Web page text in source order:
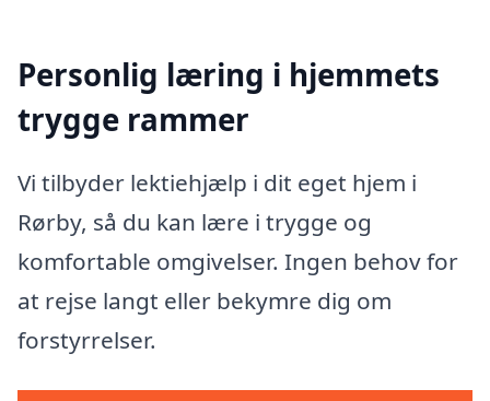
Personlig læring i hjemmets
trygge rammer
Vi tilbyder lektiehjælp i dit eget hjem i
Rørby, så du kan lære i trygge og
komfortable omgivelser. Ingen behov for
at rejse langt eller bekymre dig om
forstyrrelser.